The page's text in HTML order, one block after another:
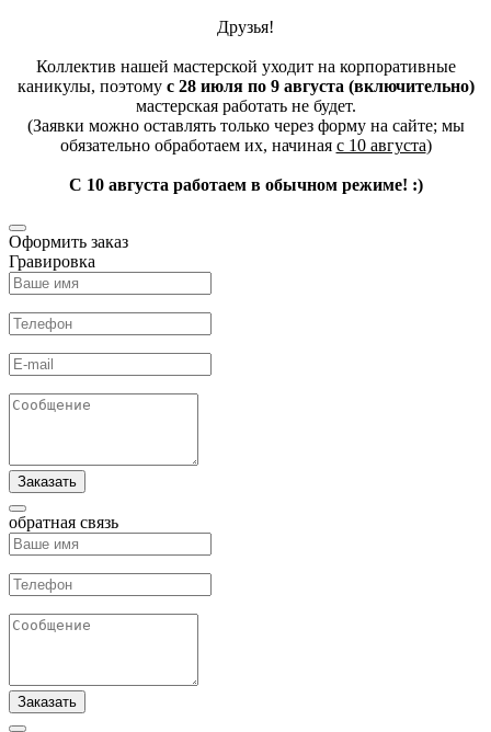
Друзья!
Коллектив нашей мастерской уходит на корпоративные
каникулы, поэтому с 28 июля по 9 августа (включительно)
мастерская работать не будет.
(Заявки можно оставлять только через форму на сайте; мы
обязательно обработаем их, начиная с 10 августа)
С 10 августа работаем в обычном режиме! :)
Оформить заказ
Гравировка
Заказать
обратная связь
Заказать